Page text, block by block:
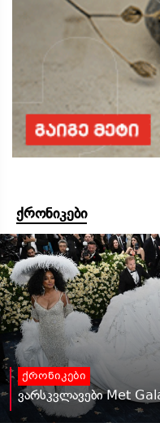
ქრონიკები
ქრონიკები
ვარსკვლავები Met